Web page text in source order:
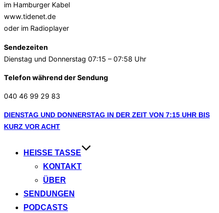
im Hamburger Kabel
www.tidenet.de
oder im Radioplayer
Sendezeiten
Dienstag und Donnerstag 07:15 – 07:58 Uhr
Telefon während der Sendung
040 46 99 29 83
Zum
Inhalt
DIENSTAG UND DONNERSTAG IN DER ZEIT VON 7:15 UHR BIS
KURZ VOR ACHT
HEISSE TASSE
KONTAKT
ÜBER
SENDUNGEN
PODCASTS